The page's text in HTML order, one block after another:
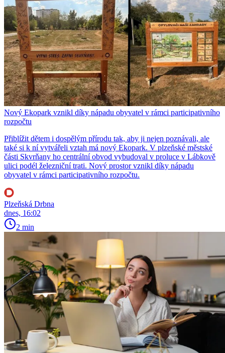
Nový Ekopark vznikl díky nápadu obyvatel v rámci participativního
rozpočtu
Přiblížit dětem i dospělým přírodu tak, aby ji nejen poznávali, ale
také si k ní vytvářeli vztah má nový Ekopark. V plzeňské městské
části Skvrňany ho centrální obvod vybudoval v proluce v Lábkově
ulici podél železniční trati. Nový prostor vznikl díky nápadu
obyvatel v rámci participativního rozpočtu.
Plzeňská Drbna
dnes, 16:02
2 min